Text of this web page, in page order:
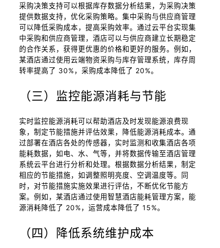
采购决策支持可以根据库存数据分析结果，为采购决策
提供数据支持，优化采购策略。集中采购与供应商管理
可以降低采购成本，提高采购效率。通过云平台实现集
中采购和供应商管理，酒店可以与供应商建立长期稳定
的合作关系，获得更优惠的价格和更好的服务。例如，
某酒店通过使用云端物资采购与库存管理系统，库存周
转率提高了 30%，采购成本降低了 20%。
（三）监控能源消耗与节能
实时监控能源消耗可以帮助酒店及时发现能源浪费现
象，制定节能措施并评估效果，降低能源消耗成本。通
过部署在酒店各处的传感器，实时监测和收集酒店各项
能耗数据，如电、水、气等，并将数据传输至酒店管理
系统云平台进行分析和处理。根据数据分析结果，制定
相应的节能措施，如调整照明亮度、空调温度等。同
时，对节能措施实施效果进行评估，不断优化节能方
案。例如，某酒店通过使用智慧酒店能耗管理方案，能
源消耗降低了 20%，运营成本降低了 15%。
（四）降低系统维护成本